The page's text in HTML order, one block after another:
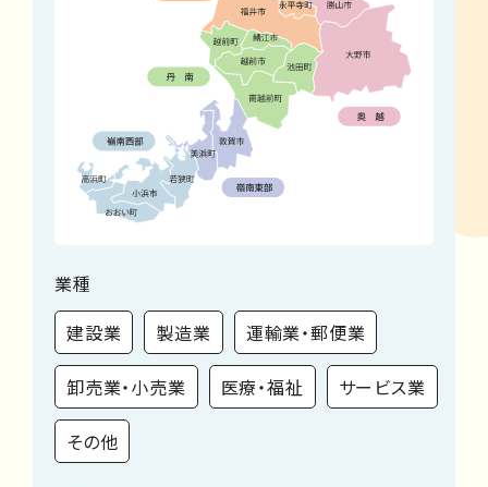
業種
建設業
製造業 運輸業・郵便業
卸売業・小売業 医療・福祉 サービス業
その他